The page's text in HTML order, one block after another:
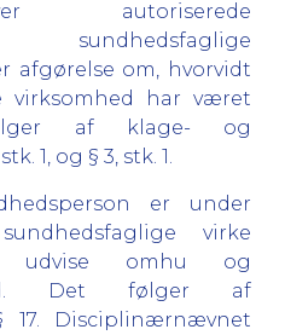
autoriserede
sundhedsfaglige
afgørelse om, hvorvidt
virksomhed har været
af klage- og
1, og § 3, stk. 1.
er under
virke
omhu og
Det følger af
17. Disciplinærnævnet